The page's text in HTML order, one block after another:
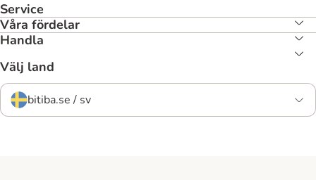
Service
Våra fördelar
Handla
Välj land
bitiba.se / sv